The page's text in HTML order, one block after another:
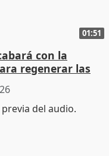
01:51
con la
regenerar las